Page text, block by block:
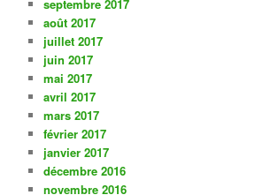
septembre 2017
août 2017
juillet 2017
juin 2017
mai 2017
avril 2017
mars 2017
février 2017
janvier 2017
décembre 2016
novembre 2016